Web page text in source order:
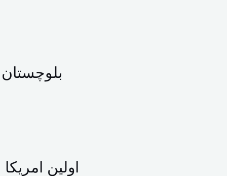
بلوچستان
اولین